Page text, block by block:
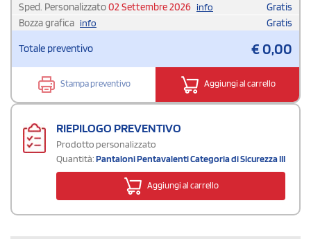
Sped. Personalizzato02 Settembre 2026 info
Gratis
Bozza grafica info Gratis
Totale preventivo €0,00
Stampa preventivo Aggiungi al carrello
RIEPILOGO PREVENTIVO
Prodotto personalizzato
Quantità:Pantaloni Pentavalenti Categoria di Sicurezza III
Aggiungi al carrello